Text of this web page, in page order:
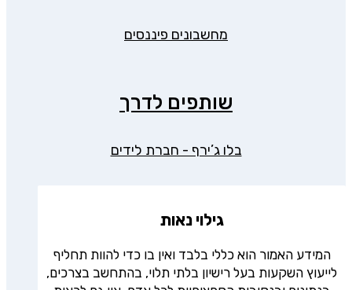
מחשבונים פיננסים
שותפים לדרך
בלו ג’ירף - חברת לידים
גילוי נאות
המידע האמור הוא כללי בלבד ואין בו כדי להוות תחליף
לייעוץ השקעות בעל רישיון בלתי תלוי, בהתחשב בצרכים,